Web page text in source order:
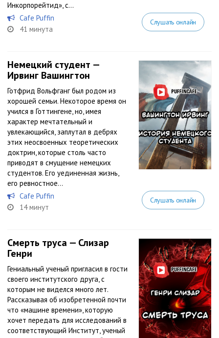
Инкорпорейтид», с...
Cafe Puffin
41 минута
Слушать онлайн
Немецкий студент —
Ирвинг Вашингтон
Готфрид Вольфганг был родом из
хорошей семьи. Некоторое время он
учился в Готтингене, но, имея
характер мечтательный и
увлекающийся, заплутал в дебрях
этих неосвоенных теоретических
доктрин, которые столь часто
приводят в смущение немецких
студентов. Его уединенная жизнь,
его ревностное...
Cafe Puffin
14 минут
Слушать онлайн
Смерть труса — Слизар
Генри
Гениальный ученый пригласил в гости
своего институтского друга, с
которым не виделся много лет.
Рассказывая об изобретенной почти
что «машине времени», которую
хочет передать для исследований в
соответствующий Институт, ученый